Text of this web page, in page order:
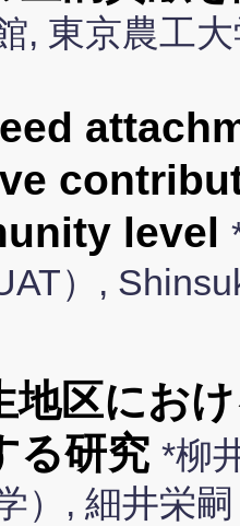
, 東京農工
level
）,
地区にお
る研究 *柳
）, 細井栄